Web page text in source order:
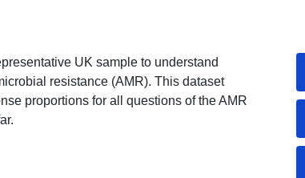
UK sample to understand
resistance (AMR). This dataset
proportions for all questions of the AMR